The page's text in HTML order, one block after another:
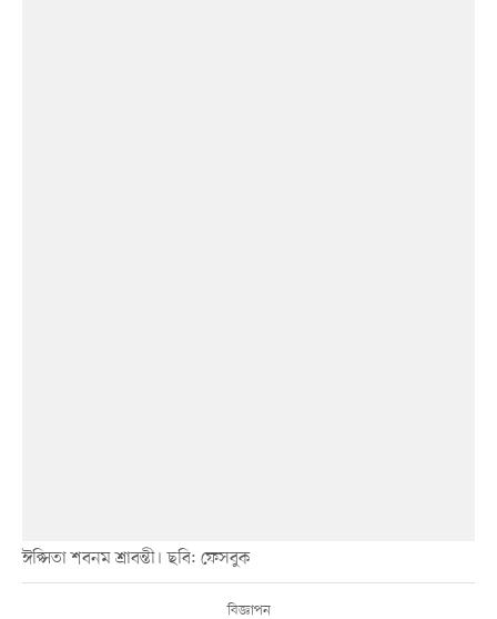
ঈপ্সিতা শবনম শ্রাবন্তী। ছবি: ফেসবুক